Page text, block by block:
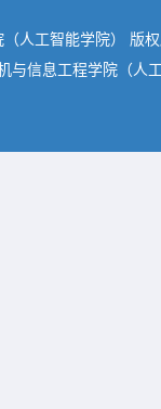
人工智能学院） 版
与信息工程学院（人